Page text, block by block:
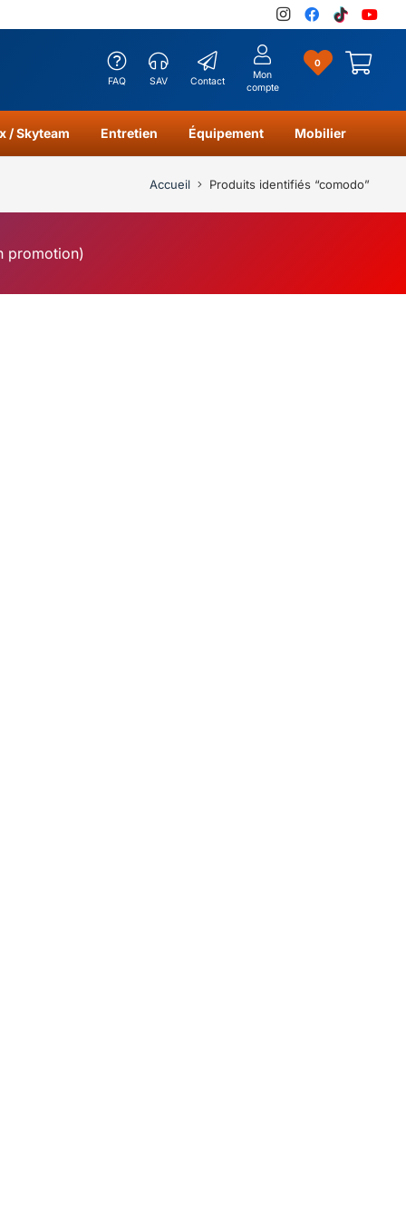
FAQ SAV Contact
Mon
compte
0
/ Skyteam Entretien Équipement Mobilier
Accueil Produits identifiés “comodo”
promotion)